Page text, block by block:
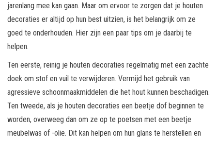
jarenlang mee kan gaan. Maar om ervoor te zorgen dat je houten
decoraties er altijd op hun best uitzien, is het belangrijk om ze
goed te onderhouden. Hier zijn een paar tips om je daarbij te
helpen.
Ten eerste, reinig je houten decoraties regelmatig met een zachte
doek om stof en vuil te verwijderen. Vermijd het gebruik van
agressieve schoonmaakmiddelen die het hout kunnen beschadigen.
Ten tweede, als je houten decoraties een beetje dof beginnen te
worden, overweeg dan om ze op te poetsen met een beetje
meubelwas of -olie. Dit kan helpen om hun glans te herstellen en